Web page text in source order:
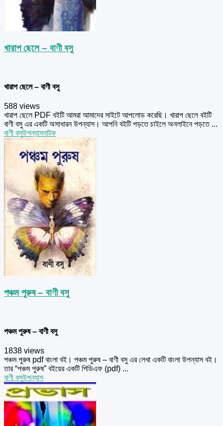
খারাপ ছেলে – বাণী বসু
খারাপ ছেলে – বাণী বসু
588 views
খারাপ ছেলে PDF বইটি আমরা আমাদের সাইটে আপলোড করেছি। খারাপ ছেলে বইটি
বাণী বসু এর একটি অসাধারন উপন্যাস। আপনি বইটি পড়তে চাইলে অনলাইনে পড়তে ...
বাণী বসুউপন্যাসনাটক
পঞ্চম পুরুষ – বাণী বসু
পঞ্চম পুরুষ – বাণী বসু
1838 views
পঞ্চম পুরুষ pdf বাংলা বই। পঞ্চম পুরুষ – বাণী বসু এর লেখা একটি বাংলা উপন্যাস বই।
তার “পঞ্চম পুরুষ” বইয়ের একটি পিডিএফ (pdf) ...
বাণী বসুউপন্যাস